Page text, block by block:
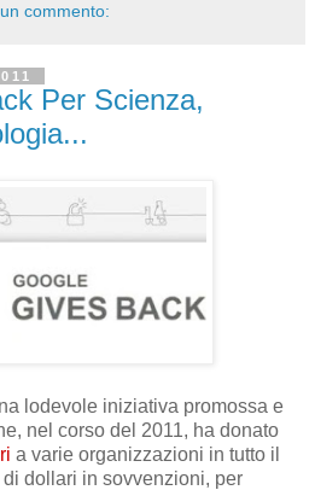
commento:
Per Scienza,
lodevole iniziativa promossa e
nel corso del 2011, ha donato
a varie organizzazioni in tutto il
dollari in sovvenzioni, per